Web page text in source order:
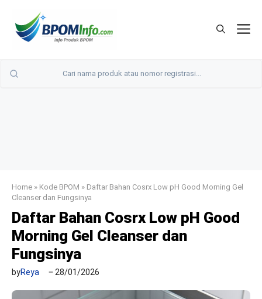
Home » Kode BPOM » Daftar Bahan Cosrx Low pH Good Morning Gel
Cleanser dan Fungsinya
Daftar Bahan Cosrx Low pH Good
Morning Gel Cleanser dan
Fungsinya
byReya 28/01/2026